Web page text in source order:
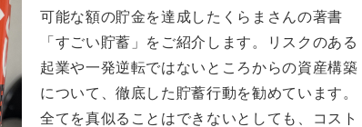
可能な額の貯金を達成したくらまさんの著書
「すごい貯蓄」をご紹介します。リスクのある
起業や一発逆転ではないところからの資産構築
について、徹底した貯蓄行動を勧めています。
全てを真似ることはできないとしても、コスト